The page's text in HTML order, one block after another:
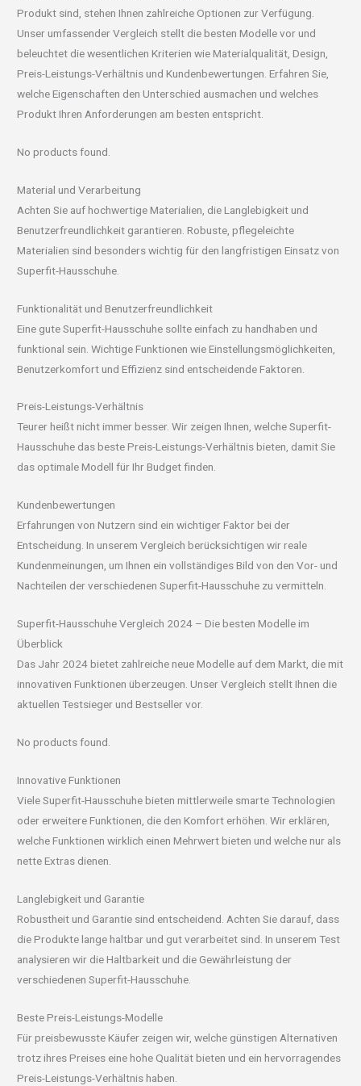
Produkt sind, stehen Ihnen zahlreiche Optionen zur Verfügung.
Unser umfassender Vergleich stellt die besten Modelle vor und
beleuchtet die wesentlichen Kriterien wie Materialqualität, Design,
Preis-Leistungs-Verhältnis und Kundenbewertungen. Erfahren Sie,
welche Eigenschaften den Unterschied ausmachen und welches
Produkt Ihren Anforderungen am besten entspricht.
No products found.
Material und Verarbeitung
Achten Sie auf hochwertige Materialien, die Langlebigkeit und
Benutzerfreundlichkeit garantieren. Robuste, pflegeleichte
Materialien sind besonders wichtig für den langfristigen Einsatz von
Superfit-Hausschuhe.
Funktionalität und Benutzerfreundlichkeit
Eine gute Superfit-Hausschuhe sollte einfach zu handhaben und
funktional sein. Wichtige Funktionen wie Einstellungsmöglichkeiten,
Benutzerkomfort und Effizienz sind entscheidende Faktoren.
Preis-Leistungs-Verhältnis
Teurer heißt nicht immer besser. Wir zeigen Ihnen, welche Superfit-
Hausschuhe das beste Preis-Leistungs-Verhältnis bieten, damit Sie
das optimale Modell für Ihr Budget finden.
Kundenbewertungen
Erfahrungen von Nutzern sind ein wichtiger Faktor bei der
Entscheidung. In unserem Vergleich berücksichtigen wir reale
Kundenmeinungen, um Ihnen ein vollständiges Bild von den Vor- und
Nachteilen der verschiedenen Superfit-Hausschuhe zu vermitteln.
Superfit-Hausschuhe Vergleich 2024 – Die besten Modelle im
Überblick
Das Jahr 2024 bietet zahlreiche neue Modelle auf dem Markt, die mit
innovativen Funktionen überzeugen. Unser Vergleich stellt Ihnen die
aktuellen Testsieger und Bestseller vor.
No products found.
Innovative Funktionen
Viele Superfit-Hausschuhe bieten mittlerweile smarte Technologien
oder erweitere Funktionen, die den Komfort erhöhen. Wir erklären,
welche Funktionen wirklich einen Mehrwert bieten und welche nur als
nette Extras dienen.
Langlebigkeit und Garantie
Robustheit und Garantie sind entscheidend. Achten Sie darauf, dass
die Produkte lange haltbar und gut verarbeitet sind. In unserem Test
analysieren wir die Haltbarkeit und die Gewährleistung der
verschiedenen Superfit-Hausschuhe.
Beste Preis-Leistungs-Modelle
Für preisbewusste Käufer zeigen wir, welche günstigen Alternativen
trotz ihres Preises eine hohe Qualität bieten und ein hervorragendes
Preis-Leistungs-Verhältnis haben.